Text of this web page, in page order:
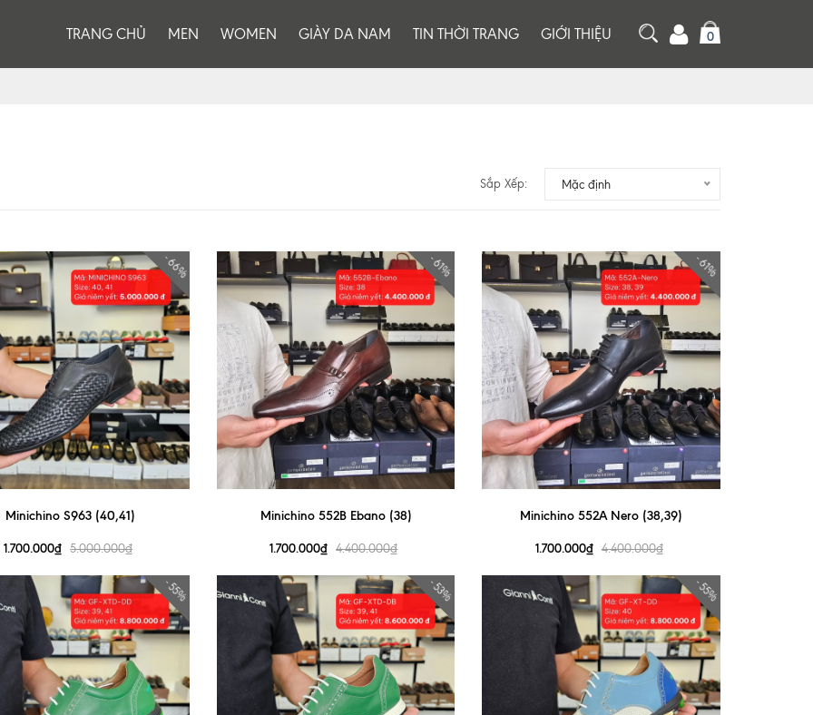
TRANG CHỦ MEN WOMEN GIÀY DA NAM TIN THỜI TRANG GIỚI THIỆU 0
Sắp Xếp: Mặc định
- 66%
Minichino S963 (40,41)
1.700.000₫ 5.000.000₫
- 61%
Minichino 552B Ebano (38)
1.700.000₫ 4.400.000₫
- 61%
Minichino 552A Nero (38,39)
1.700.000₫ 4.400.000₫
- 55% - 53% - 55%